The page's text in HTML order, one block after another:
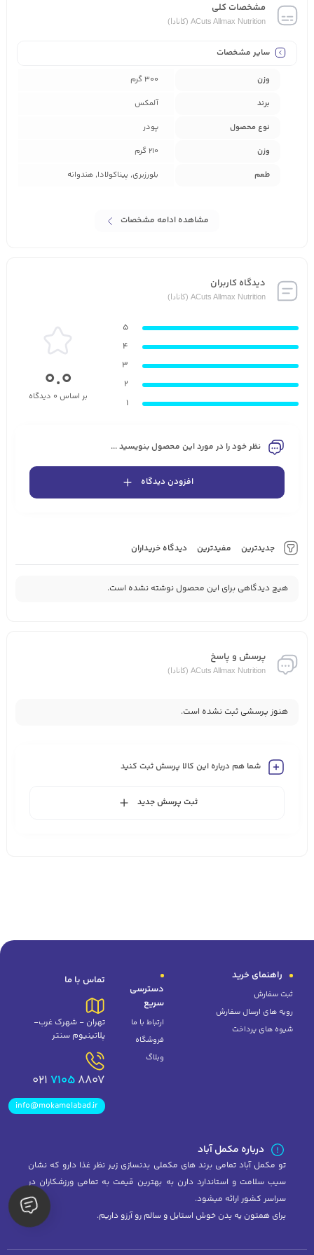
مشخصات کلی
ACuts Allmax Nutrition (کانادا)
سایر مشخصات
وزن
300 گرم
برند
آلمکس
نوع محصول
پودر
وزن
210 گرم
طعم
بلورزبری, پیناکولادا, هندوانه
مشاهده ادامه مشخصات
دیدگاه کاربران
ACuts Allmax Nutrition (کانادا)
جدیدترین مفیدترین دیدگاه خریداران
هیچ دیدگاهی برای این محصول نوشته نشده است.
5
4
3
2
1
0.0
بر اساس 0 دیدگاه
نظر خود را در مورد این محصول بنویسید ...
افزودن دیدگاه
پرسش و پاسخ
ACuts Allmax Nutrition (کانادا)
هنوز پرسشی ثبت نشده است.
شما هم درباره این کالا پرسش ثبت کنید
ثبت پرسش جدید
راهنمای خرید
ثبت سفارش
رویه های ارسال سفارش
شیوه های پرداخت
دسترسی
سریع
ارتباط با ما
فروشگاه
وبلاگ
تماس با ما
تهران - شهرک غرب-
پلاتینیوم سنتر
71058807 021
info@mokamelabad.ir
درباره مکمل آباد
تو مکمل آباد تمامی برند های مکملی بدنسازی زیر نظر غذا دارو که نشان
سیب سلامت و استاندارد دارن به بهترین قیمت به تمامی ورزشکاران در
سراسر کشور ارائه میشود.
برای همتون یه بدن خوش استایل و سالم رو آرزو داریم.